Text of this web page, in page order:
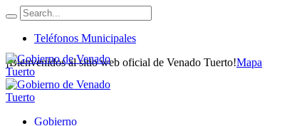
Teléfonos Municipales
¡Bienvenidos al sitio web oficial de Venado Tuerto!Mapa
Gobierno